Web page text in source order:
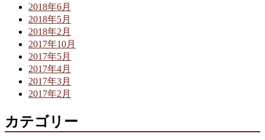
2018年6月
2018年5月
2018年2月
2017年10月
2017年5月
2017年4月
2017年3月
2017年2月
カテゴリー